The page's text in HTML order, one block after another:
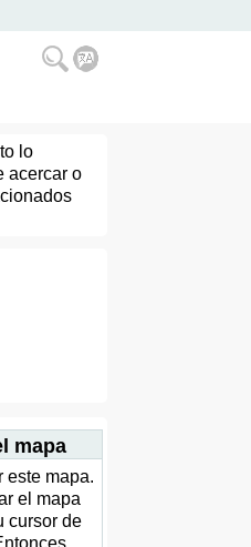
lo
acercar o
mapa
este mapa.
el mapa
cursor de